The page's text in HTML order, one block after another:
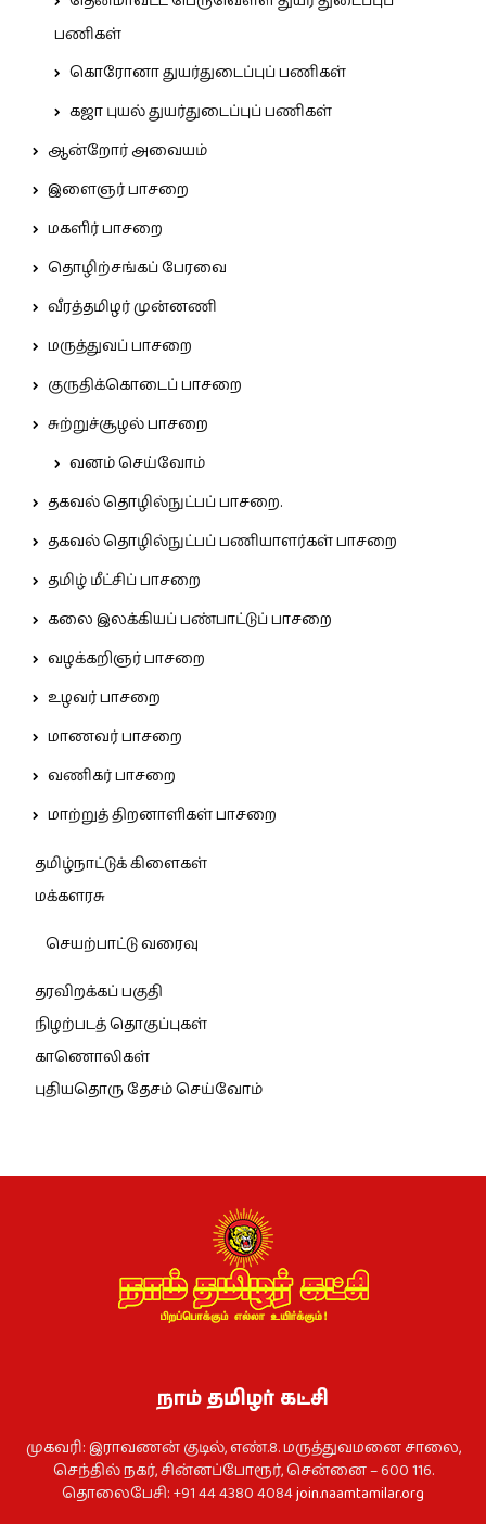
பணிகள்
கொரோனா துயர்துடைப்புப் பணிகள்
கஜா புயல் துயர்துடைப்புப் பணிகள்
ஆன்றோர் அவையம்
இளைஞர் பாசறை
மகளிர் பாசறை
தொழிற்சங்கப் பேரவை
வீரத்தமிழர் முன்னணி
மருத்துவப் பாசறை
குருதிக்கொடைப் பாசறை
சுற்றுச்சூழல் பாசறை
வனம் செய்வோம்
தகவல் தொழில்நுட்பப் பாசறை.
தகவல் தொழில்நுட்பப் பணியாளர்கள் பாசறை
தமிழ் மீட்சிப் பாசறை
கலை இலக்கியப் பண்பாட்டுப் பாசறை
வழக்கறிஞர் பாசறை
உழவர் பாசறை
மாணவர் பாசறை
வணிகர் பாசறை
மாற்றுத் திறனாளிகள் பாசறை
தமிழ்நாட்டுக் கிளைகள்
மக்களரசு
செயற்பாட்டு வரைவு
தரவிறக்கப் பகுதி
நிழற்படத் தொகுப்புகள்
காணொலிகள்
புதியதொரு தேசம் செய்வோம்
நாம் தமிழர் கட்சி
முகவரி: இராவணன் குடில், எண்.8. மருத்துவமனை சாலை,
செந்தில் நகர், சின்னப்போரூர், சென்னை – 600 116.
தொலைபேசி: +91 44 4380 4084join.naamtamilar.org